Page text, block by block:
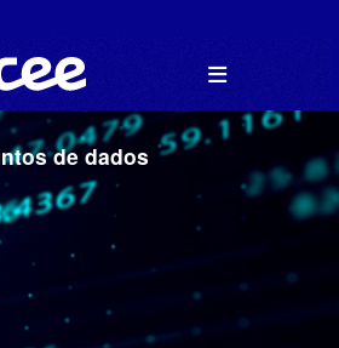
de dados